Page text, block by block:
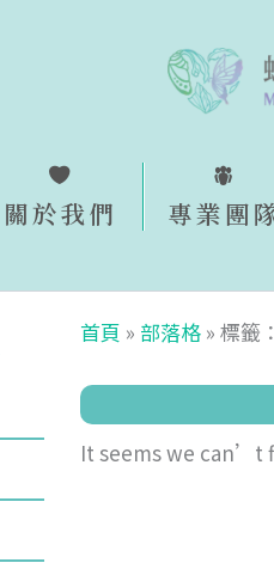
關於我們 專業團
首頁 » 部落格 » 標籤
It seems we can’t